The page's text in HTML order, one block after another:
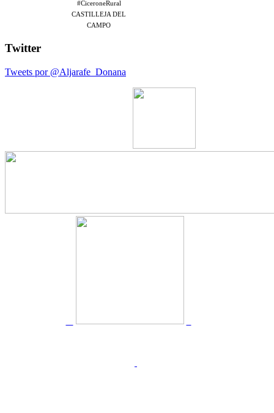
#CiceroneRural
CASTILLEJA DEL
CAMPO
Twitter
Tweets por @Aljarafe_Donana